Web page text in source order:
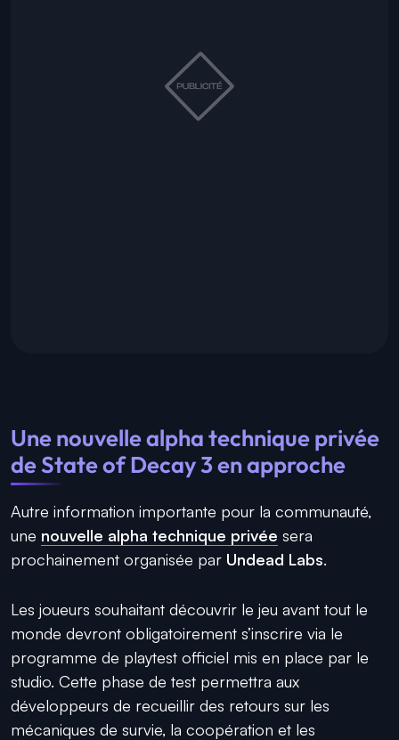
Une nouvelle alpha technique privée
de State of Decay 3 en approche
Autre information importante pour la communauté,
une nouvelle alpha technique privée sera
prochainement organisée par Undead Labs.
Les joueurs souhaitant découvrir le jeu avant tout le
monde devront obligatoirement s’inscrire via le
programme de playtest officiel mis en place par le
studio. Cette phase de test permettra aux
développeurs de recueillir des retours sur les
mécaniques de survie, la coopération et les